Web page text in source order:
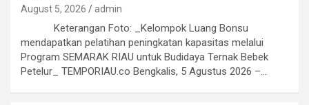
August 5, 2026 admin
Keterangan Foto: _Kelompok Luang Bonsu
mendapatkan pelatihan peningkatan kapasitas melalui
Program SEMARAK RIAU untuk Budidaya Ternak Bebek
Petelur_ TEMPORIAU.co Bengkalis, 5 Agustus 2026 –…